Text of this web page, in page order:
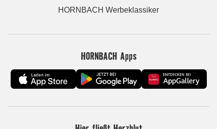
HORNBACH Werbeklassiker
HORNBACH Apps